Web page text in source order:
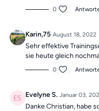
0
Karin,75 August 18, 2022
Sehr effektive
sie heute gleich
0
Evelyne S. Januar 03,
Danke Christian, habe